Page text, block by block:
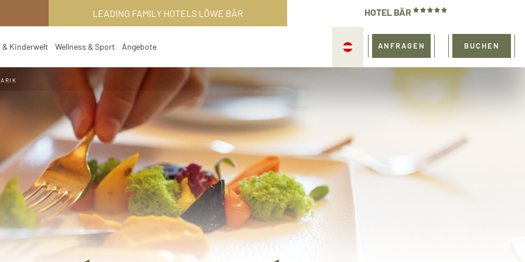
LEADING FAMILY HOTELS LÖWE BÄR HOTEL BÄR
& Kinderwelt Wellness & Sport Angebote ANFRAGEN BUCHEN